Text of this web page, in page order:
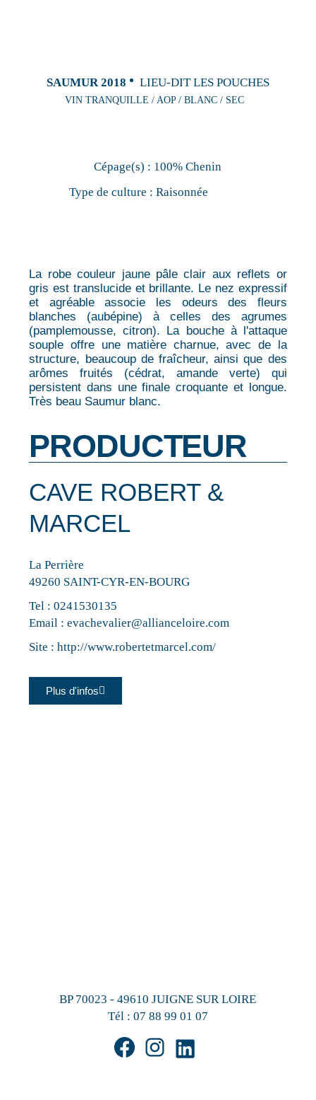
SAUMUR 2018 LIEU-DIT LES POUCHES
VIN TRANQUILLE / AOP / BLANC / SEC
Cépage(s) : 100% Chenin
Type de culture : Raisonnée
La robe couleur jaune pâle clair aux reflets or
gris est translucide et brillante. Le nez expressif
et agréable associe les odeurs des fleurs
blanches (aubépine) à celles des agrumes
(pamplemousse, citron). La bouche à l'attaque
souple offre une matière charnue, avec de la
structure, beaucoup de fraîcheur, ainsi que des
arômes fruités (cédrat, amande verte) qui
persistent dans une finale croquante et longue.
Très beau Saumur blanc.
PRODUCTEUR
CAVE ROBERT &
MARCEL
La Perrière
49260 SAINT-CYR-EN-BOURG
Tel :0241530135
Email :evachevalier@allianceloire.com
Site :http://www.robertetmarcel.com/
Plus d'infos
BP 70023 - 49610 JUIGNE SUR LOIRE
Tél : 07 88 99 01 07